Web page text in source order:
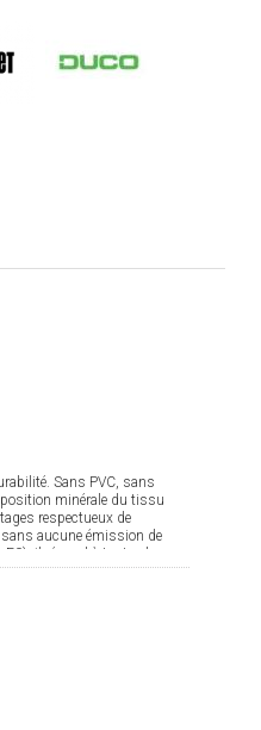
Sans PVC, sans
minérale du tissu
respectueux de
aucune émission de
il répond à toutes les
que de santé. Ce tissu à
de nombreux atouts : bonne
thermique optimal stabilité
mécanique qui lui
en grande dimension. Ce
des stores s'insérant dans
est disponible en 7
cm